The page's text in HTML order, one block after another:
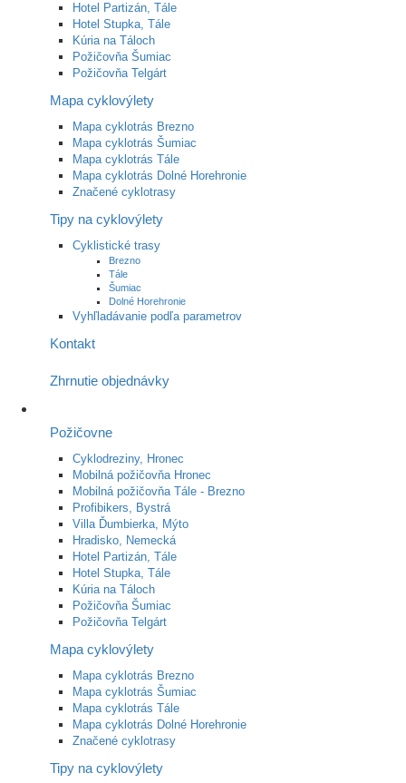
Hotel Partizán, Tále
Hotel Stupka, Tále
Kúria na Táloch
Požičovňa Šumiac
Požičovňa Telgárt
Mapa cyklovýlety
Mapa cyklotrás Brezno
Mapa cyklotrás Šumiac
Mapa cyklotrás Tále
Mapa cyklotrás Dolné Horehronie
Značené cyklotrasy
Tipy na cyklovýlety
Cyklistické trasy
Brezno
Tále
Šumiac
Dolné Horehronie
Vyhľladávanie podľa parametrov
Kontakt
Zhrnutie objednávky
Požičovne
Cyklodreziny, Hronec
Mobilná požičovňa Hronec
Mobilná požičovňa Tále - Brezno
Profibikers, Bystrá
Villa Ďumbierka, Mýto
Hradisko, Nemecká
Hotel Partizán, Tále
Hotel Stupka, Tále
Kúria na Táloch
Požičovňa Šumiac
Požičovňa Telgárt
Mapa cyklovýlety
Mapa cyklotrás Brezno
Mapa cyklotrás Šumiac
Mapa cyklotrás Tále
Mapa cyklotrás Dolné Horehronie
Značené cyklotrasy
Tipy na cyklovýlety